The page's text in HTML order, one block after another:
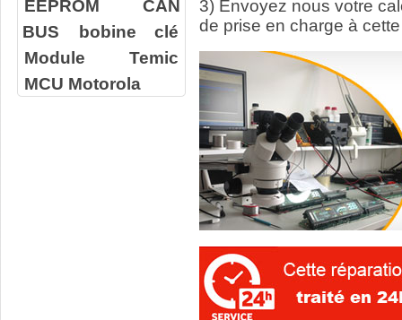
EEPROM
CAN
BUS
bobine clé
Module Temic
MCU Motorola
3) Envoyez nous votre
de prise en charge à